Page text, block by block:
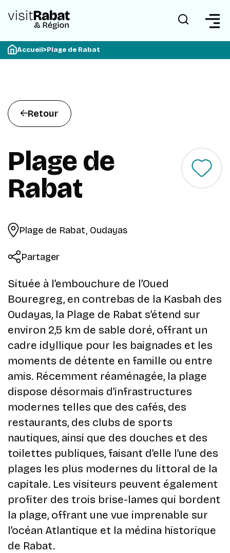
Accueil>Plage de Rabat
Retour
Plage de
Rabat
Plage de Rabat, Oudayas
Partager
Située à l’embouchure de l’Oued
Bouregreg, en contrebas de la Kasbah des
Oudayas, la Plage de Rabat s’étend sur
environ 2,5 km de sable doré, offrant un
cadre idyllique pour les baignades et les
moments de détente en famille ou entre
amis. Récemment réaménagée, la plage
dispose désormais d’infrastructures
modernes telles que des cafés, des
restaurants, des clubs de sports
nautiques, ainsi que des douches et des
toilettes publiques, faisant d’elle l’une des
plages les plus modernes du littoral de la
capitale. ​Les visiteurs peuvent également
profiter des trois brise-lames qui bordent
la plage, offrant une vue imprenable sur
l’océan Atlantique et la médina historique
de Rabat.